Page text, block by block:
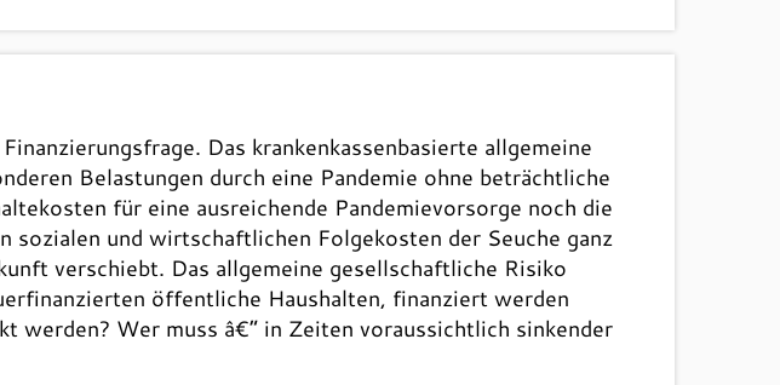
Das krankenkassenbasierte allgemeine
Belastungen durch eine Pandemie ohne beträchtliche
für eine ausreichende Pandemievorsorge noch die
sozialen und wirtschaftlichen Folgekosten der Seuche ganz
verschiebt. Das allgemeine gesellschaftliche Risiko
öffentliche Haushalten, finanziert werden
werden? Wer muss â€“ in Zeiten voraussichtlich sinkender